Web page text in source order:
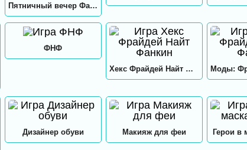
Пятничный вечер Фанкин Сторона Б
ФНФ
Хекс Фрайдей Найт Фанкин
Дизайнер обуви Макияж для феи Герои в